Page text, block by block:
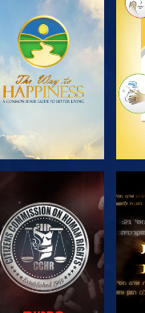
בדוק את הסדרה
צפה